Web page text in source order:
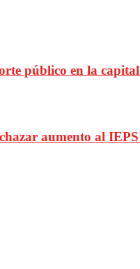
público en la capital
aumento al IEPS